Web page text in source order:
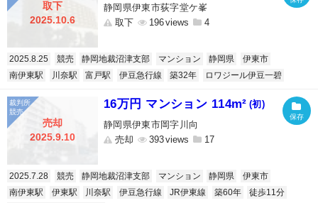
取下
2025.10.6
静岡県伊東市荻字堂ケ峯
取下
196 4
2025.8.25 競売 静岡地裁沼津支部 マンション 静岡県
伊東市
南伊東駅
川奈駅 富戸駅 伊豆急行線 築32年 ロワジール伊豆一碧
売却
2025.9.10
16万円 マンション 114m² (初)
静岡県伊東市岡字川向
売却
393 17
2025.7.28 競売 静岡地裁沼津支部 マンション 静岡県
伊東市
南伊東駅
伊東駅 川奈駅 伊豆急行線 JR伊東線 築60年
徒歩11分